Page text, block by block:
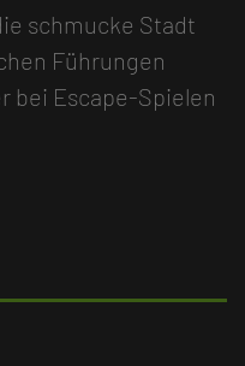
schmucke Stadt
Führungen
bei Escape-Spielen